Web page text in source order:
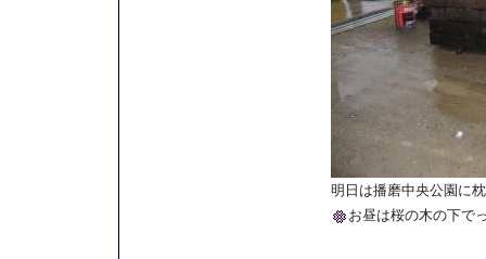
明日は播磨中央公園に
お昼は桜の木の下で